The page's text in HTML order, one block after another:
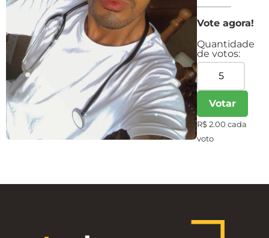
Vote agora!
Quantidade
de votos:
Votar
R$ 2.00 cada
voto